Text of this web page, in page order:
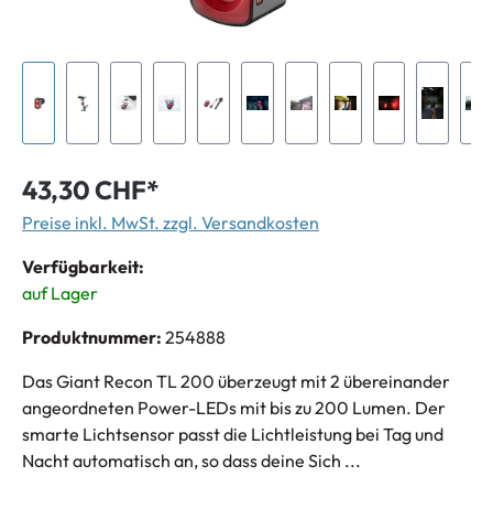
43,30 CHF*
Preise inkl. MwSt. zzgl. Versandkosten
Verfügbarkeit:
auf Lager
Produktnummer: 254888
Das Giant Recon TL 200 überzeugt mit 2 übereinander
angeordneten Power-LEDs mit bis zu 200 Lumen. Der
smarte Lichtsensor passt die Lichtleistung bei Tag und
Nacht automatisch an, so dass deine Sich ...